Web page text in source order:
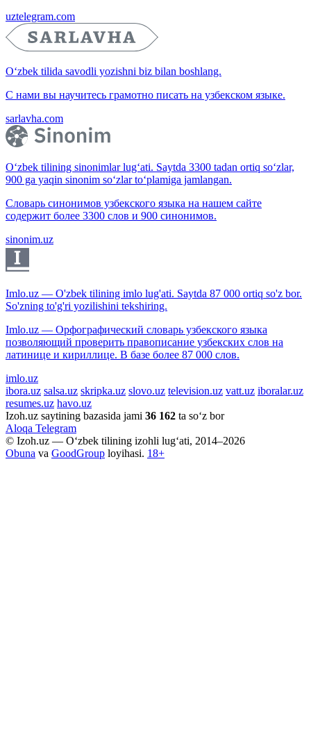
uztelegram.com
O‘zbek tilida savodli yozishni biz bilan boshlang.
С нами вы научитесь грамотно писать на узбекском языке.
sarlavha.com
O‘zbek tilining sinonimlar lug‘ati. Saytda 3300 tadan ortiq so‘zlar,
900 ga yaqin sinonim so‘zlar to‘plamiga jamlangan.
Словарь синонимов узбекского языка на нашем сайте
содержит более 3300 слов и 900 синонимов.
sinonim.uz
Imlo.uz — O'zbek tilining imlo lug'ati. Saytda 87 000 ortiq so'z bor.
So'zning to'g'ri yozilishini tekshiring.
Imlo.uz — Орфографический словарь узбекского языка
позволяющий проверить правописание узбекских слов на
латинице и кириллице. В базе более 87 000 слов.
imlo.uz
ibora.uz salsa.uz skripka.uz slovo.uz television.uz vatt.uz iboralar.uz
resumes.uz havo.uz
Izoh.uz saytining bazasida jami 36 162 ta so‘z bor
Aloqa Telegram
© Izoh.uz — O‘zbek tilining izohli lug‘ati, 2014–2026
Obuna va GoodGroup loyihasi. 18+